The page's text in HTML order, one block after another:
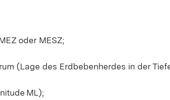
oder MESZ;
(Lage des Erdbebenherdes in der
ML);